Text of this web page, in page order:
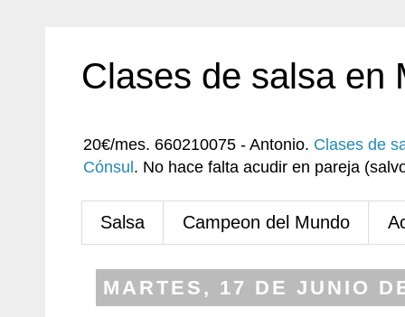
Clases de salsa en
20€/mes. 660210075 - Antonio. Clases de
Cónsul . No hace falta acudir en pareja
Salsa Campeon del Mundo
MARTES, 17 DE JUNIO